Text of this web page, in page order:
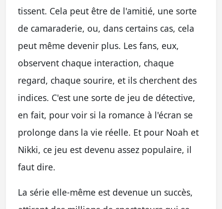
tissent. Cela peut être de l'amitié, une sorte
de camaraderie, ou, dans certains cas, cela
peut même devenir plus. Les fans, eux,
observent chaque interaction, chaque
regard, chaque sourire, et ils cherchent des
indices. C'est une sorte de jeu de détective,
en fait, pour voir si la romance à l'écran se
prolonge dans la vie réelle. Et pour Noah et
Nikki, ce jeu est devenu assez populaire, il
faut dire.
La série elle-même est devenue un succès,